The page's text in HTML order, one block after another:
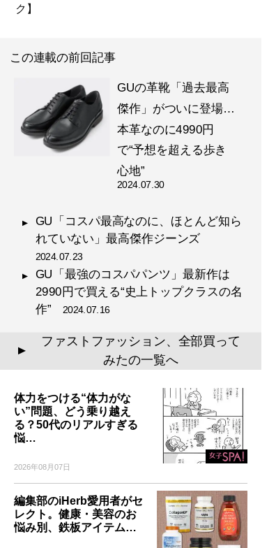
ク】
この連載の前回記事
GUの革靴「過去最高
傑作」がついに登場…
本革なのに4990円
で“予想を超える歩き
心地”
2024.07.30
GU「コスパ最高なのに、ほとんど知ら
れていない」最高傑作ジーンズ
2024.07.23
GU「最強のコスパパンツ」最新作は
2990円で買える“史上トップクラスの名
作” 2024.07.16
▲
ファストファッション、全部買って
みたの一覧へ
体力をつける“体力がな
い”問題、どう乗り越え
る？50代のリアルすぎる
悩…
2026年08月07日
編集部のiHerb愛用者がセ
レクト。健康・美容のお
悩み別、鉄板アイテム…